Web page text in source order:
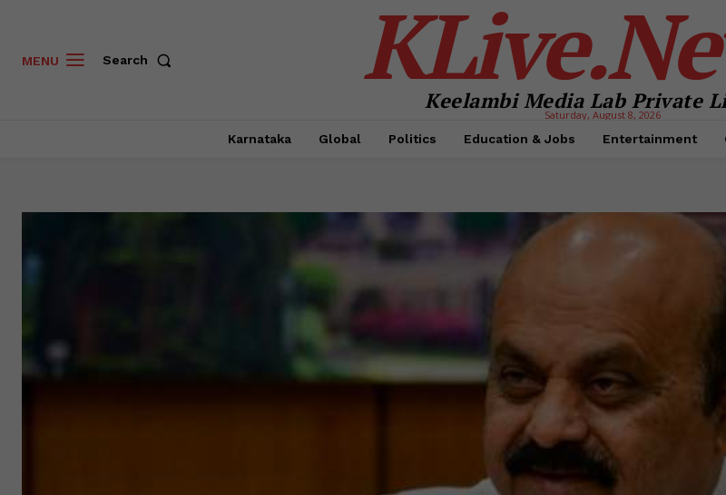
MENU Search
Keelambi Media Lab Private
Saturday, August 8, 2026
Karnataka Global Politics Education & Jobs Entertainment